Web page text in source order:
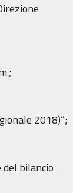
2018)”;
bilancio